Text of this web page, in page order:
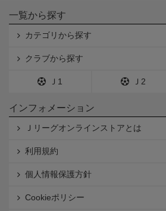
一覧から探す
カテゴリから探す
クラブから探す
Ｊ1 Ｊ2
インフォメーション
Ｊリーグオンラインストアとは
利用規約
個人情報保護方針
Cookieポリシー